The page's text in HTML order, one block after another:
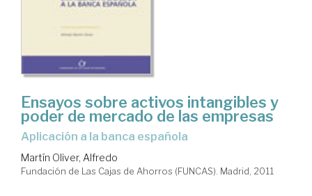
Ensayos sobre activos intangibles y
poder de mercado de las empresas
aplicación a la banca española
Martín Oliver, Alfredo
Fundación de Las Cajas de Ahorros (FUNCAS). Madrid, 2011